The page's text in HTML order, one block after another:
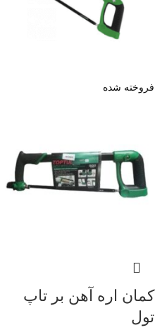
فروخته شده
کمان اره آهن بر تاپ
تول